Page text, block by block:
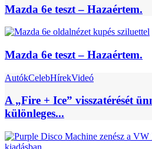
Mazda 6e teszt – Hazaértem.
Mazda 6e teszt – Hazaértem.
AutókCelebHírekVideó
A „Fire + Ice” visszatérését
különleges...